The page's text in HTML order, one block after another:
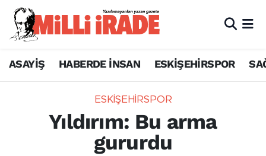
ASAYİŞ HABERDE İNSAN ESKİŞEHİRSPOR
ESKİŞEHİRSPOR
Yıldırım: Bu arma
gururdu